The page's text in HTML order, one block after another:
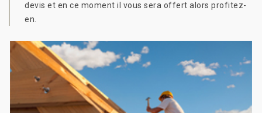
devis et en ce moment il vous sera offert alors profitez-
en.